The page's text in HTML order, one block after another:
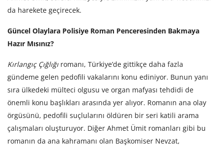
da harekete geçirecek.
Güncel Olaylara Polisiye Roman Penceresinden Bakmaya
Hazır Mısınız?
Kırlangıç Çığlığı romanı, Türkiye’de gittikçe daha fazla
gündeme gelen pedofili vakalarını konu ediniyor. Bunun yanı
sıra ülkedeki mülteci olgusu ve organ mafyası tehdidi de
önemli konu başlıkları arasında yer alıyor. Romanın ana olay
örgüsünü, pedofili suçlularını öldüren bir seri katili arama
çalışmaları oluşturuyor. Diğer Ahmet Ümit romanları gibi bu
romanın da ana kahramanı olan Başkomiser Nevzat,